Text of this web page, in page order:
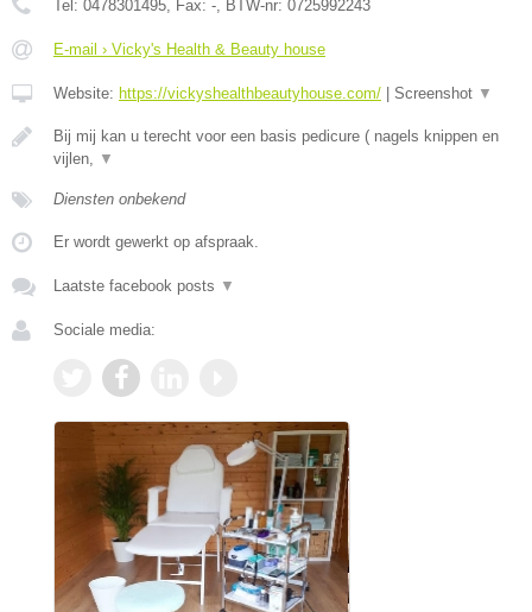
Tel: 0478301495 , Fax: - , BTW-nr: 0725992243
E-mail › Vicky's Health & Beauty house
Website: https://vickyshealthbeautyhouse.com/ | Screenshot ▼
Bij mij kan u terecht voor een basis pedicure ( nagels knippen en
vijlen,
▼
Diensten onbekend
Er wordt gewerkt op afspraak.
Laatste facebook posts ▼
Sociale media: